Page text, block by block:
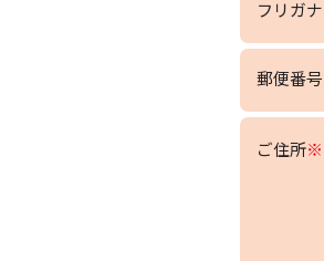
フリガナ
郵便番号
ご住所※